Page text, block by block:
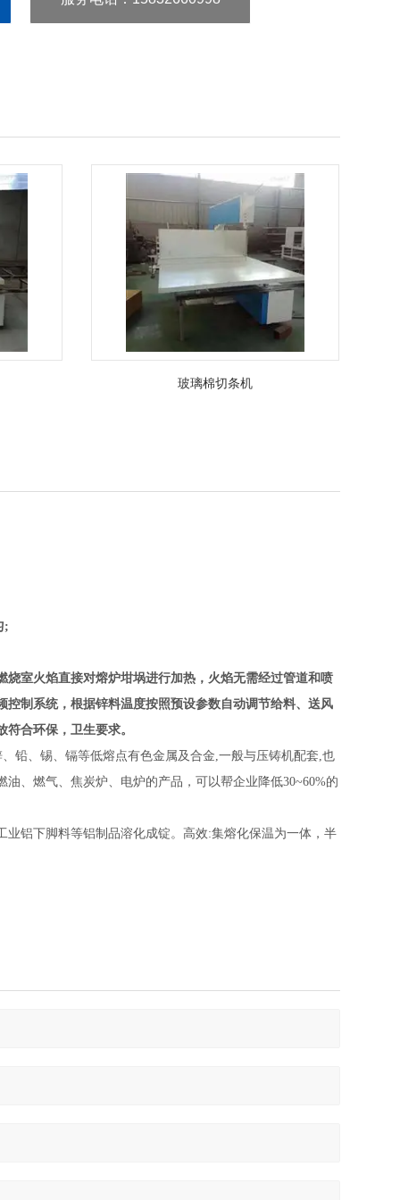
玻璃棉切条机
;
烧室火焰直接对熔炉坩埚进行加热，火焰无需经过管道和喷
制系统，根据锌料温度按照预设参数自动调节给料、送风
合环保，卫生要求。
铅、锡、镉等低熔点有色金属及合金,一般与压铸机配套,也
、燃气、焦炭炉、电炉的产品，可以帮企业降低30~60%的
铝下脚料等铝制品溶化成锭。高效:集熔化保温为一体，半